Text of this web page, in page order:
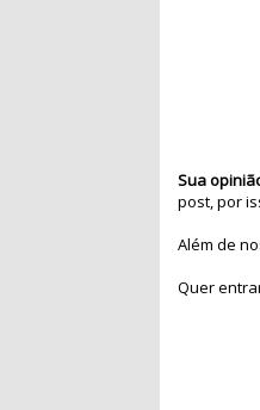
Sua
post, por
Além de
Quer